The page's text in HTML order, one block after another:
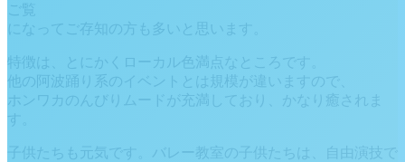
ご覧
になってご存知の方も多いと思います。
特徴は、とにかくローカル色満点なところです。
他の阿波踊り系のイベントとは規模が違いますので、
ホンワカのんびりムードが充満しており、かなり癒されま
す。
子供たちも元気です。バレー教室の子供たちは、自由演技で